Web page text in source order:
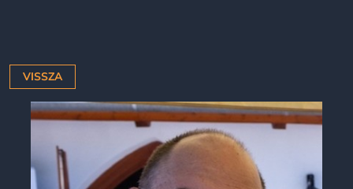
VISSZA